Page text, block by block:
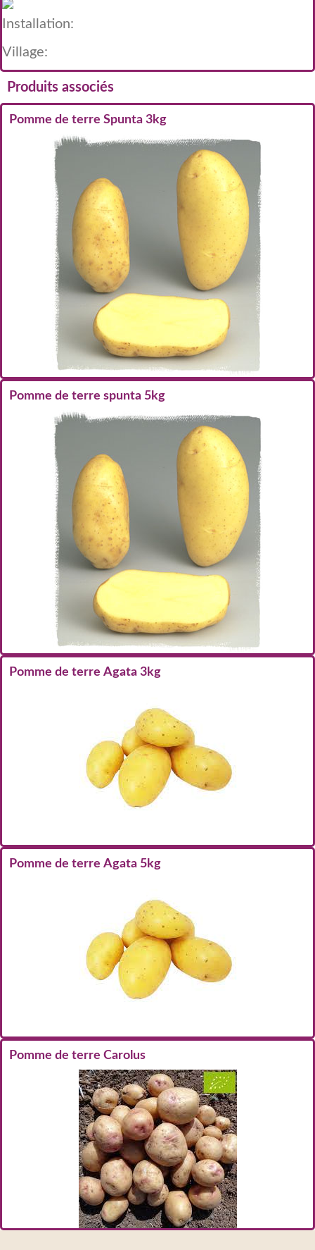
Installation:
Village:
Produits associés
Pomme de terre Spunta 3kg
Pomme de terre spunta 5kg
Pomme de terre Agata 3kg
Pomme de terre Agata 5kg
Pomme de terre Carolus